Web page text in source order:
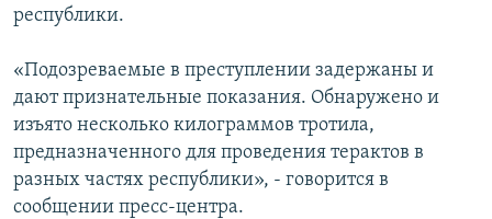
ТОҶИКӢ
Все сайты РСЕ/РС
республики.
«Подозреваемые в преступлении задержаны и
дают признательные показания. Обнаружено и
изъято несколько килограммов тротила,
предназначенного для проведения терактов в
разных частях республики», - говорится в
сообщении пресс-центра.